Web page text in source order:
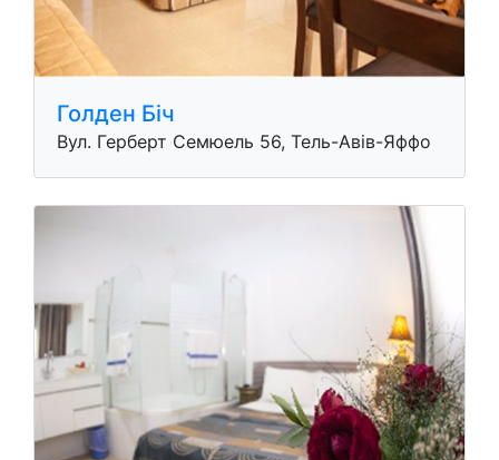
Голден Бiч
Вул. Герберт Семюель 56, Тель-Авів-Яффо